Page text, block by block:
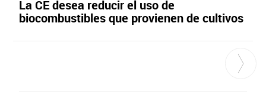
La CE desea reducir el uso de
biocombustibles que provienen de cultivos